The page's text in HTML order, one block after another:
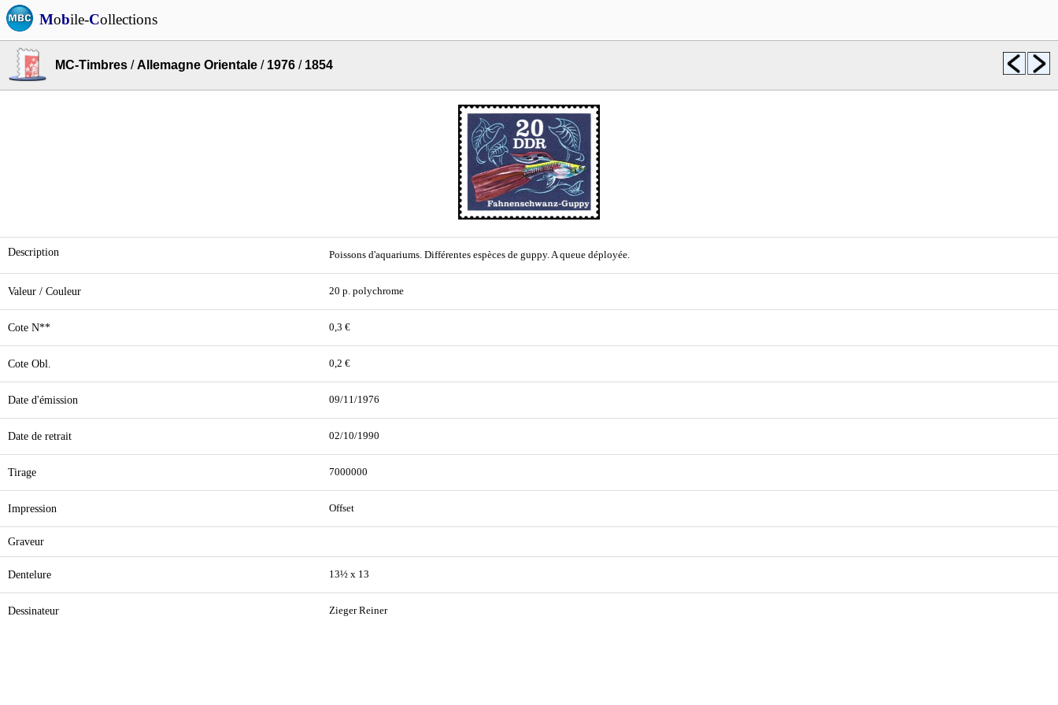
Mobile-Collections
MC-Timbres /Allemagne Orientale / 1976 / 1854
Description Poissons d'aquariums. Différentes espèces de guppy. A queue déployée.
Valeur / Couleur 20 p. polychrome
Cote N** 0,3 €
Cote Obl. 0,2 €
Date d'émission 09/11/1976
Date de retrait 02/10/1990
Tirage 7000000
Impression Offset
Graveur
Dentelure 13½ x 13
Dessinateur Zieger Reiner